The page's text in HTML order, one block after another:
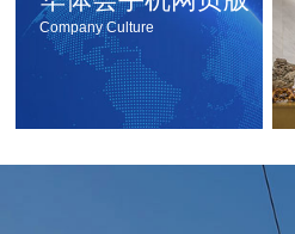
Company Culture